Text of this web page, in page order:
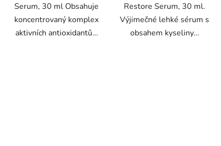
Serum, 30 ml Obsahuje
koncentrovaný komplex
aktivních antioxidantů...
Restore Serum, 30 ml.
Výjimečné lehké sérum s
obsahem kyseliny...